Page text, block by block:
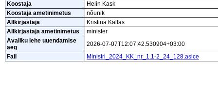
Koostaja
Helin Kask
Koostaja ametinimetus
nõunik
Allkirjastaja
Kristina Kallas
Allkirjastaja ametinimetus
minister
Avaliku lehe uuendamise
aeg
2026-07-07T12:07:42.530904+03:00
Fail
Ministri_2024_KK_nr_1.1-2_24_128.asice